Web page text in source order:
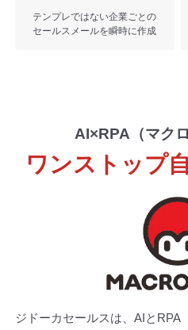
テンプレではない企業ごとの
セールスメールを瞬時に作成
AI×RPA（マク
ワンストップ
ジドーカセールスは、AIとRPA